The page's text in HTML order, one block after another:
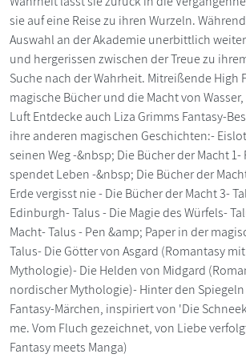
sie auf eine Reise zu ihren Wurzeln.
Auswahl an der Akademie unerbittlich
und hergerissen zwischen der Treue zu
Suche nach der Wahrheit. Mitreißende High
magische Bücher und die Macht von
Luft Entdecke auch Liza Grimms Fantasy-
ihre anderen magischen Geschichten:-
seinen Weg -&nbsp; Die Bücher der Macht
spendet Leben -&nbsp; Die Bücher der
Erde vergisst nie - Die Bücher der Macht 3-
Edinburgh- Talus - Die Magie des Würfels-
Macht- Talus - Pen &amp; Paper in der
Talus- Die Götter von Asgard (Romantasy
Mythologie)- Die Helden von Midgard
nordischer Mythologie)- Hinter den
Fantasy-Märchen, inspiriert von 'Die
me. Vom Fluch gezeichnet, von Liebe
Fantasy meets Manga)